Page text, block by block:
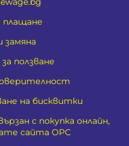
плащане
замяна
ползване
на бисквитки
с покупка онлайн,
сайта ОРС